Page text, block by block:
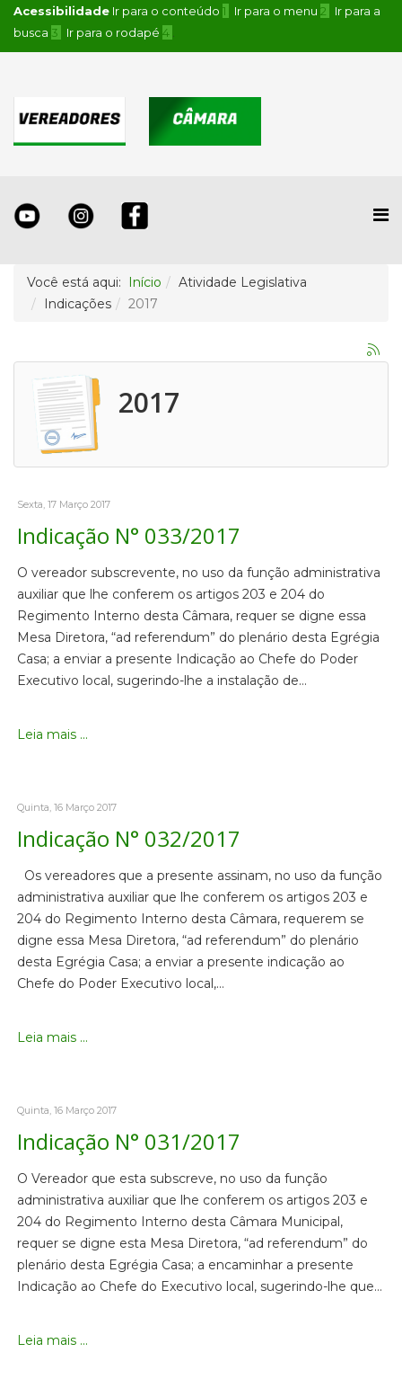
Acessibilidade Ir para o conteúdo 1 Ir para o menu 2
Ir para a
busca 3 Ir para o rodapé 4
Você está aqui: Início
Atividade Legislativa
Indicações
2017
2017
Sexta, 17 Março 2017
Indicação N° 033/2017
O vereador subscrevente, no uso da função administrativa
auxiliar que lhe conferem os artigos 203 e 204 do
Regimento Interno desta Câmara, requer se digne essa
Mesa Diretora, “ad referendum” do plenário desta Egrégia
Casa; a enviar a presente Indicação ao Chefe do Poder
Executivo local, sugerindo-lhe a instalação de…
Leia mais ...
Quinta, 16 Março 2017
Indicação N° 032/2017
Os vereadores que a presente assinam, no uso da função
administrativa auxiliar que lhe conferem os artigos 203 e
204 do Regimento Interno desta Câmara, requerem se
digne essa Mesa Diretora, “ad referendum” do plenário
desta Egrégia Casa; a enviar a presente indicação ao
Chefe do Poder Executivo local,…
Leia mais ...
Quinta, 16 Março 2017
Indicação N° 031/2017
O Vereador que esta subscreve, no uso da função
administrativa auxiliar que lhe conferem os artigos 203 e
204 do Regimento Interno desta Câmara Municipal,
requer se digne esta Mesa Diretora, “ad referendum” do
plenário desta Egrégia Casa; a encaminhar a presente
Indicação ao Chefe do Executivo local, sugerindo-lhe que…
Leia mais ...